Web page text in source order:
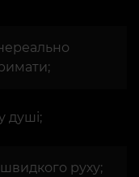
душі;
руху;